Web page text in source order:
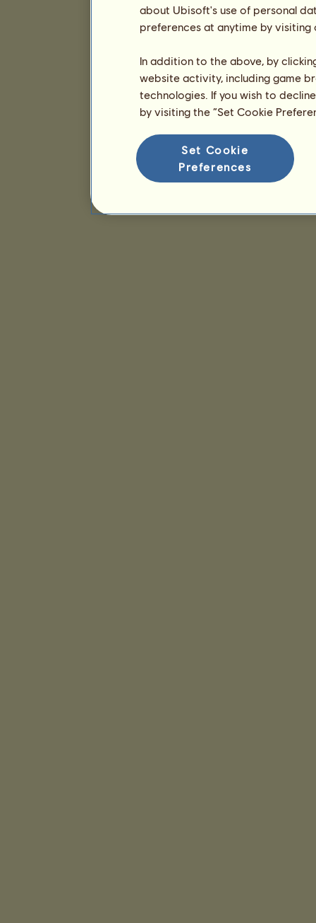
about Ubisoft's use of personal
preferences at anytime by
In addition to the above, by
website activity, including game
technologies. If you wish to
by visiting the “Set Cookie
Set Cookie
Preferences